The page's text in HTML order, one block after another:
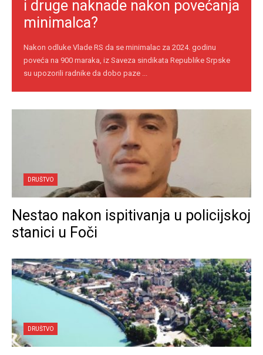
i druge naknade nakon povećanja
minimalca?
Nakon odluke Vlade RS da se minimalac za 2024. godinu
poveća na 900 maraka, iz Saveza sindikata Republike Srpske
su upozorili radnike da dobo paze ...
DRUŠTVO
Nestao nakon ispitivanja u policijskoj
stanici u Foči
DRUŠTVO